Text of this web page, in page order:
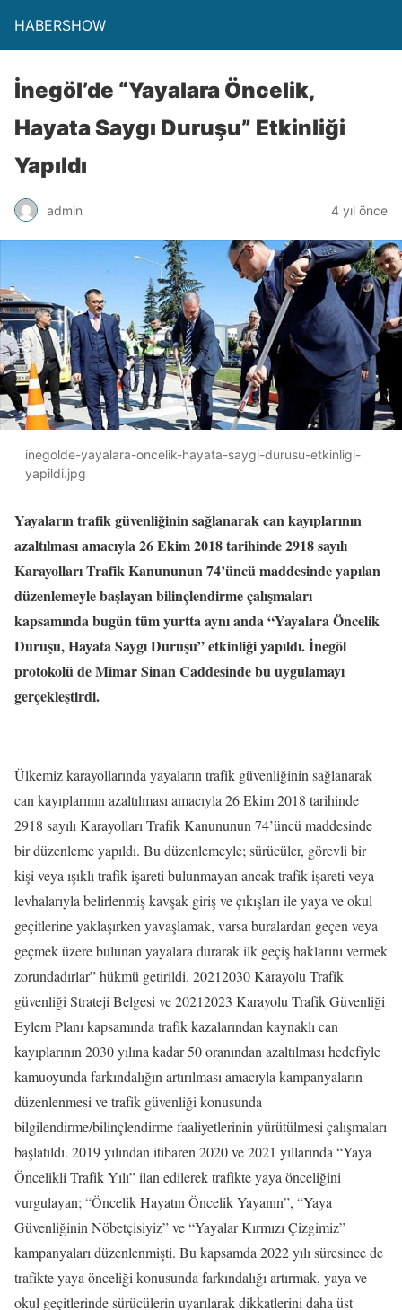
HABERSHOW
İnegöl’de “Yayalara Öncelik,
Hayata Saygı Duruşu” Etkinliği
Yapıldı
admin 4 yıl önce
inegolde-yayalara-oncelik-hayata-saygi-durusu-etkinligi-
yapildi.jpg
Yayaların trafik güvenliğinin sağlanarak can kayıplarının
azaltılması amacıyla 26 Ekim 2018 tarihinde 2918 sayılı
Karayolları Trafik Kanununun 74’üncü maddesinde yapılan
düzenlemeyle başlayan bilinçlendirme çalışmaları
kapsamında bugün tüm yurtta aynı anda “Yayalara Öncelik
Duruşu, Hayata Saygı Duruşu” etkinliği yapıldı. İnegöl
protokolü de Mimar Sinan Caddesinde bu uygulamayı
gerçekleştirdi.
Ülkemiz karayollarında yayaların trafik güvenliğinin sağlanarak
can kayıplarının azaltılması amacıyla 26 Ekim 2018 tarihinde
2918 sayılı Karayolları Trafik Kanununun 74’üncü maddesinde
bir düzenleme yapıldı. Bu düzenlemeyle; sürücüler, görevli bir
kişi veya ışıklı trafik işareti bulunmayan ancak trafik işareti veya
levhalarıyla belirlenmiş kavşak giriş ve çıkışları ile yaya ve okul
geçitlerine yaklaşırken yavaşlamak, varsa buralardan geçen veya
geçmek üzere bulunan yayalara durarak ilk geçiş haklarını vermek
zorundadırlar” hükmü getirildi. 2021­2030 Karayolu Trafik
güvenliği Strateji Belgesi ve 2021­2023 Karayolu Trafik Güvenliği
Eylem Planı kapsamında trafik kazalarından kaynaklı can
kayıplarının 2030 yılına kadar 50 oranından azaltılması hedefiyle
kamuoyunda farkındalığın artırılması amacıyla kampanyaların
düzenlenmesi ve trafik güvenliği konusunda
bilgilendirme/bilinçlendirme faaliyetlerinin yürütülmesi çalışmaları
başlatıldı. 2019 yılından itibaren 2020 ve 2021 yıllarında “Yaya
Öncelikli Trafik Yılı” ilan edilerek trafikte yaya önceliğini
vurgulayan; “Öncelik Hayatın Öncelik Yayanın”, “Yaya
Güvenliğinin Nöbetçisiyiz” ve “Yayalar Kırmızı Çizgimiz”
kampanyaları düzenlenmişti. Bu kapsamda 2022 yılı süresince de
trafikte yaya önceliği konusunda farkındalığı artırmak, yaya ve
okul geçitlerinde sürücülerin uyarılarak dikkatlerini daha üst